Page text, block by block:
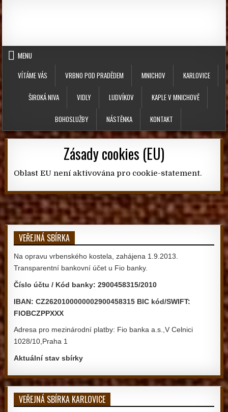
Skip to content
MENU
VÍTÁME VÁS
VRBNO POD PRADĚDEM MNICHOV KARLOVICE
ŠIROKÁ NIVA VIDLY LUDVÍKOV KAPLE V MNICHOVĚ
BOHOSLUŽBY NÁSTĚNKA KONTAKT
Zásady cookies (EU)
Oblast EU není aktivována pro cookie-statement.
VEŘEJNÁ SBÍRKA
Na opravu vrbenského kostela, zahájena 1.9.2013.
Transparentní bankovní účet u Fio banky.
Číslo účtu / Kód banky: 2900458315/2010
IBAN: CZ2620100000002900458315 BIC kód/SWIFT:
FIOBCZPPXXX
Adresa pro mezinárodní platby: Fio banka a.s.,V Celnici
1028/10,Praha 1
Aktuální stav sbírky
VEŘEJNÁ SBÍRKA KARLOVICE